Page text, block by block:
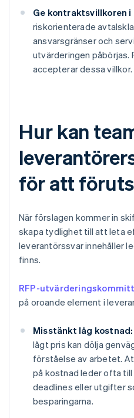
Ge kontraktsvillkoren i
riskorienterade
ansvarsgränser och
utvärderingen påbörjas.
accepterar dessa villkor.
Hur kan
för att
När förslagen kommer in
skapa tydlighet till att leta
leverantörssvar innehåller
finns.
RFP-
på oroande element i
Misstänkt låg kostnad:
lågt pris kan dölja
förståelse av arbetet.
på kostnad leder ofta
deadlines eller utgifter
besparingarna.